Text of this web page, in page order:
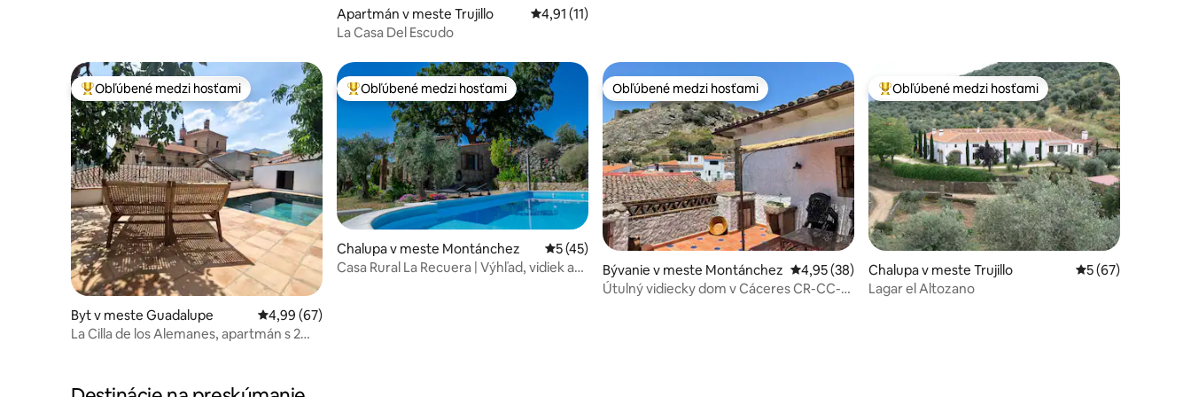
Apartmán v meste Trujillo Priemerné ohodnotenie 4,91 z 5, počet hodnotení: 11
4,91 (11)
La Casa Del Escudo
Najobľúbenejšie medzi hosťami
Obľúbené medzi hosťami
Byt v meste Guadalupe Priemerné ohodnotenie 4,99 z 5, počet hodnotení: 67
4,99 (67)
La Cilla de los Alemanes, apartmán s 2
Najobľúbenejšie medzi hosťami
Obľúbené medzi hosťami
Chalupa v meste Montánchez Priemerné ohodnotenie 5 z 5, počet hodnotení: 45
5 (45)
Casa Rural La Recuera | Výhľad, vidiek a
Obľúbené medzi hosťami
Obľúbené medzi hosťami
Bývanie v meste Montánchez Priemerné ohodnotenie 4,95 z 5, počet hodnotení: 38
4,95 (38)
Útulný vidiecky dom v Cáceres CR-CC-
Najobľúbenejšie medzi hosťami
Obľúbené medzi hosťami
Chalupa v meste Trujillo Priemerné
5 (67)
Lagar el Altozano